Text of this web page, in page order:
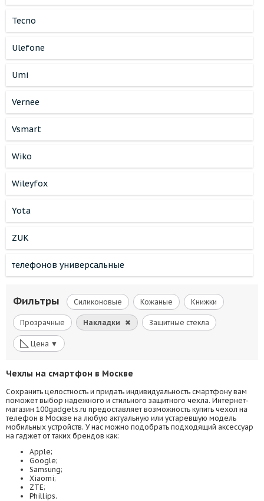
Tecno
Ulefone
Umi
Vernee
Vsmart
Wiko
Wileyfox
Yota
ZUK
телефонов универсальные
Фильтры Силиконовые Кожаные Книжки
Прозрачные Накладки ✖ Защитные стекла
◺ Цена ▼
Чехлы на смартфон в Москве
Сохранить целостность и придать индивидуальность смартфону вам
поможет выбор надежного и стильного защитного чехла. Интернет-
магазин 100gadgets.ru предоставляет возможность купить чехол на
телефон в Москве на любую актуальную или устаревшую модель
мобильных устройств. У нас можно подобрать подходящий аксессуар
на гаджет от таких брендов как:
Apple;
Google;
Samsung;
Xiaomi;
ZTE;
Phillips.